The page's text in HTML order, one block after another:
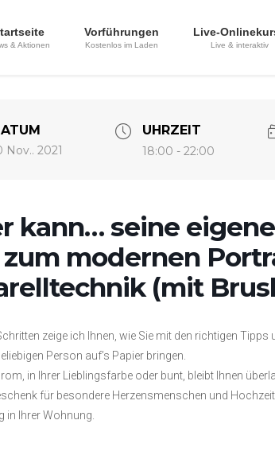
& Aktionen
Vorführungen
Kostenlos im Laden
Live-
Live & interaktiv
Nov.. 2021
UHRZEIT
18:00 - 22:00
kann… seine
zum modernen
(mit
zeige ich Ihnen, wie Sie mit den richtigen
Person auf’s Papier bringen.
in Ihrer Lieblingsfarbe oder bunt, bleibt Ihnen
für besondere Herzensmenschen und
in Ihrer Wohnung.